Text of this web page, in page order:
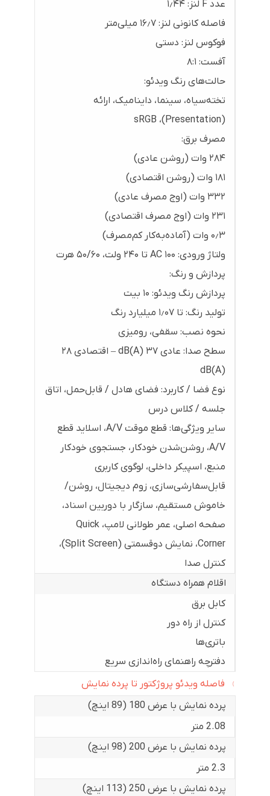
عدد F لنز: ۱٫۴۴
فاصله کانونی لنز: ۱۶٫۷ میلی‌متر
فوکوس لنز: دستی
آفست: ۸:۱
حالت‌های رنگ ویدئو:
تخته‌سیاه، سینما، داینامیک، ارائه
(Presentation)، sRGB
مصرف برق:
۲۸۴ وات (روشن عادی)
۱۸۱ وات (روشن اقتصادی)
۳۳۲ وات (اوج مصرف عادی)
۲۳۱ وات (اوج مصرف اقتصادی)
۰٫۳ وات (آماده‌به‌کار کم‌مصرف)
ولتاژ ورودی: AC ۱۰۰ تا ۲۴۰ ولت، ۵۰/۶۰ هرت
پردازش و رنگ:
پردازش رنگ ویدئو: ۱۰ بیت
تولید رنگ: تا ۱٫۰۷ میلیارد رنگ
نحوه نصب: سقفی، رومیزی
سطح صدا: عادی ۳۷ dB(A) – اقتصادی ۲۸
dB(A)
نوع فضا / کاربرد: فضای هادل / قابل‌حمل، اتاق
جلسه / کلاس درس
سایر ویژگی‌ها: قطع موقت A/V، اسلاید قطع
A/V، روشن‌شدن خودکار، جستجوی خودکار
منبع، اسپیکر داخلی، لوگوی کاربری
قابل‌سفارشی‌سازی، زوم دیجیتال، روشن/
خاموش مستقیم، سازگار با دوربین اسناد،
صفحه اصلی، عمر طولانی لامپ، Quick
Corner، نمایش دو‌قسمتی (Split Screen)،
کنترل صدا
اقلام همراه دستگاه
کابل برق
کنترل از راه دور
باتری‌ها
دفترچه راهنمای راه‌اندازی سریع
فاصله ویدئو پروژکتور تا پرده نمایش
پرده نمایش با عرض 180 (89 اینچ)
2.08 متر
پرده نمایش با عرض 200 (98 اینچ)
2.3 متر
پرده نمایش با عرض 250 (113 اینچ)